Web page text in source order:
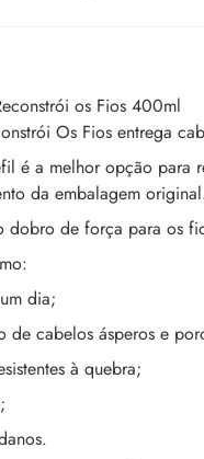
os Fios 400ml
Os Fios entrega
é a melhor opção
da embalagem
de força para os
dia;
de cabelos ásperos e
à quebra;